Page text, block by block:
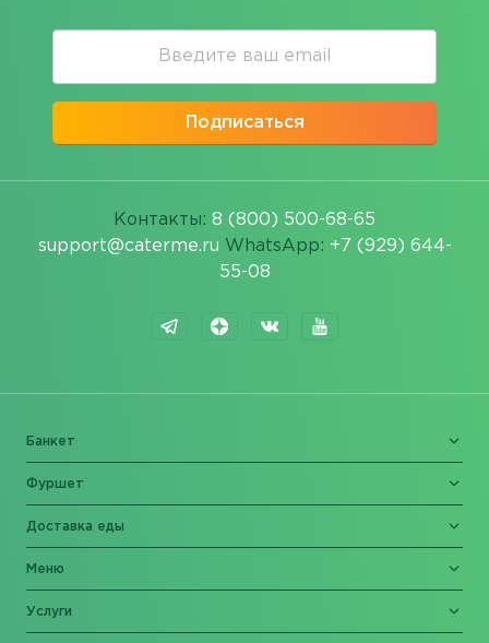
Подписаться
Контакты: 8 (800) 500-68-65
support@caterme.ru WhatsApp: +7 (929) 644-
55-08
Банкет
Фуршет
Доставка еды
Меню
Услуги